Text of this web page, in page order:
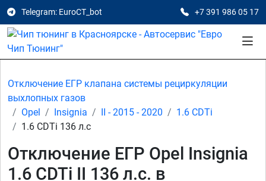
Telegram: EuroCT_bot +7 391 986 05 17
Отключение ЕГР клапана системы рециркуляции
выхлопных газов
Opel
Insignia II - 2015 - 2020
1.6 CDTi
1.6 CDTi 136 л.с
Отключение ЕГР Opel Insignia
1.6 CDTi II 136 л.с. в